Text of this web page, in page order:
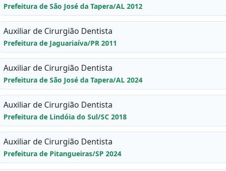
Prefeitura de São José da Tapera/AL 2012
Auxiliar de Cirurgião Dentista
Prefeitura de Jaguariaíva/PR 2011
Auxiliar de Cirurgião Dentista
Prefeitura de São José da Tapera/AL 2024
Auxiliar de Cirurgião Dentista
Prefeitura de Lindóia do Sul/SC 2018
Auxiliar de Cirurgião Dentista
Prefeitura de Pitangueiras/SP 2024